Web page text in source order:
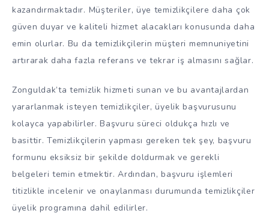
kazandırmaktadır. Müşteriler, üye temizlikçilere daha çok
güven duyar ve kaliteli hizmet alacakları konusunda daha
emin olurlar. Bu da temizlikçilerin müşteri memnuniyetini
artırarak daha fazla referans ve tekrar iş almasını sağlar.
Zonguldak’ta temizlik hizmeti sunan ve bu avantajlardan
yararlanmak isteyen temizlikçiler, üyelik başvurusunu
kolayca yapabilirler. Başvuru süreci oldukça hızlı ve
basittir. Temizlikçilerin yapması gereken tek şey, başvuru
formunu eksiksiz bir şekilde doldurmak ve gerekli
belgeleri temin etmektir. Ardından, başvuru işlemleri
titizlikle incelenir ve onaylanması durumunda temizlikçiler
üyelik programına dahil edilirler.